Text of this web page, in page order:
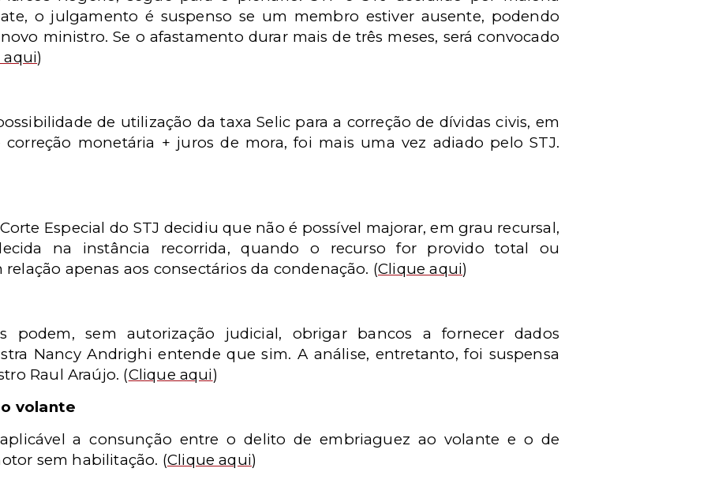
o julgamento é suspenso se um membro estiver ausente, podendo
ministro. Se o afastamento durar mais de três meses, será convocado
aqui)
de utilização da taxa Selic para a correção de dívidas civis, em
monetária + juros de mora, foi mais uma vez adiado pelo STJ.
Especial do STJ decidiu que não é possível majorar, em grau recursal,
na instância recorrida, quando o recurso for provido total ou
apenas aos consectários da condenação. (Clique aqui)
podem, sem autorização judicial, obrigar bancos a fornecer dados
Nancy Andrighi entende que sim. A análise, entretanto, foi suspensa
Raul Araújo. (Clique aqui)
volante
a consunção entre o delito de embriaguez ao volante e o de
sem habilitação. (Clique aqui)